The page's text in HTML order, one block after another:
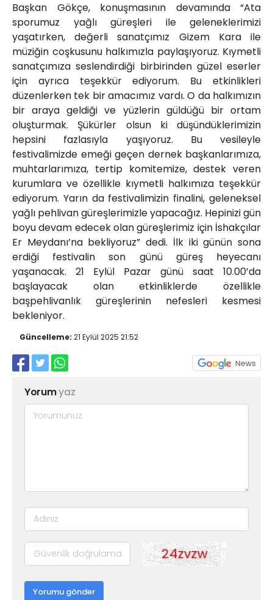
Başkan Gökçe, konuşmasının devamında “Ata
sporumuz yağlı güreşleri ile geleneklerimizi
yaşatırken, değerli sanatçımız Gizem Kara ile
müziğin coşkusunu halkımızla paylaşıyoruz. Kıymetli
sanatçımıza seslendirdiği birbirinden güzel eserler
için ayrıca teşekkür ediyorum. Bu etkinlikleri
düzenlerken tek bir amacımız vardı. O da halkımızın
bir araya geldiği ve yüzlerin güldüğü bir ortam
oluşturmak. Şükürler olsun ki düşündüklerimizin
hepsini fazlasıyla yaşıyoruz. Bu vesileyle
festivalimizde emeği geçen dernek başkanlarımıza,
muhtarlarımıza, tertip komitemize, destek veren
kurumlara ve özellikle kıymetli halkımıza teşekkür
ediyorum. Yarın da festivalimizin finalini, geleneksel
yağlı pehlivan güreşlerimizle yapacağız. Hepinizi gün
boyu devam edecek olan güreşlerimiz için İshakçılar
Er Meydanı’na bekliyoruz” dedi. İlk iki günün sona
erdiği festivalin son günü güreş heyecanı
yaşanacak. 21 Eylül Pazar günü saat 10.00’da
başlayacak olan etkinliklerde özellikle
başpehlivanlık güreşlerinin nefesleri kesmesi
bekleniyor.
Güncelleme: 21 Eylül 2025 21:52
Yorumyaz
Yorumu gönder